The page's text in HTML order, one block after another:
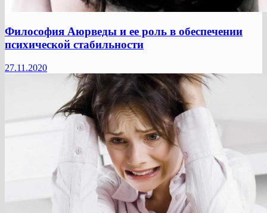
Философия Аюрведы и ее роль в обеспечении
психической стабильности
27.11.2020